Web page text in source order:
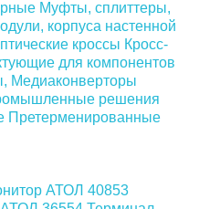
Муфты, сплиттеры,
корпуса настенной
кроссы Кросс-
для компонентов
Медиаконверторы
решения
Претерменированные
АТОЛ 40853